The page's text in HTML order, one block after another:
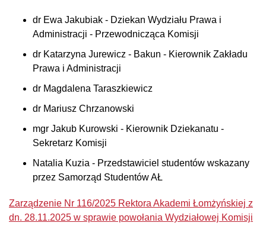
dr Ewa Jakubiak - Dziekan Wydziału Prawa i
Administracji - Przewodnicząca Komisji
dr Katarzyna Jurewicz - Bakun - Kierownik Zakładu
Prawa i Administracji
dr Magdalena Taraszkiewicz
dr Mariusz Chrzanowski
mgr Jakub Kurowski - Kierownik Dziekanatu -
Sekretarz Komisji
Natalia Kuzia - Przedstawiciel studentów wskazany
przez Samorząd Studentów AŁ
Zarządzenie Nr 116/2025 Rektora Akademi Łomżyńskiej z
dn. 28.11.2025 w sprawie powołania Wydziałowej Komisji